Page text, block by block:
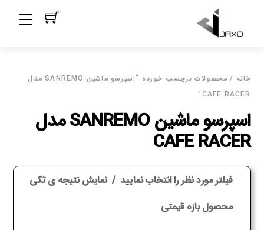
content
خانه / محصولات برچسب خورده “اسپرسو ماشین SANREMO مدل
CAFE RACER”
اسپرسو ماشین SANREMO مدل
CAFE RACER
فیلتر مورد نظر را انتخاب نمایید نمایش نتیجه ی تکی
محصول بازه قیمتی